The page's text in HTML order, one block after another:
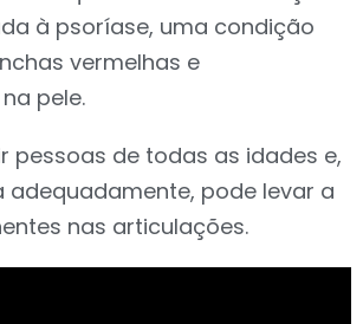
à psoríase, uma condição
vermelhas e
pele.
pessoas de todas as idades e,
adequadamente, pode levar a
nas articulações.